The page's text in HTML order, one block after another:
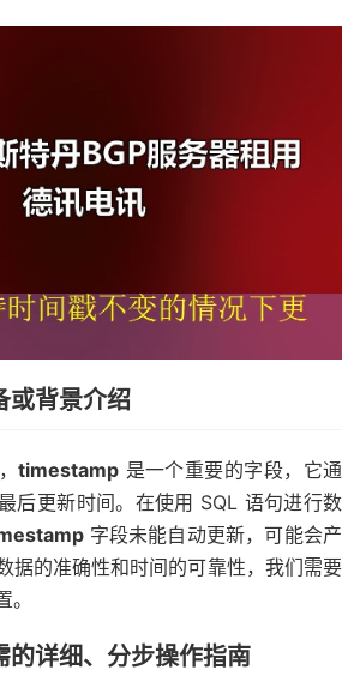
或背景介绍
timestamp 是一个重要的字段，它通
后更新时间。在使用 SQL 语句进行数
字段未能自动更新，可能会产
据的准确性和时间的可靠性，我们需要
的详细、分步操作指南